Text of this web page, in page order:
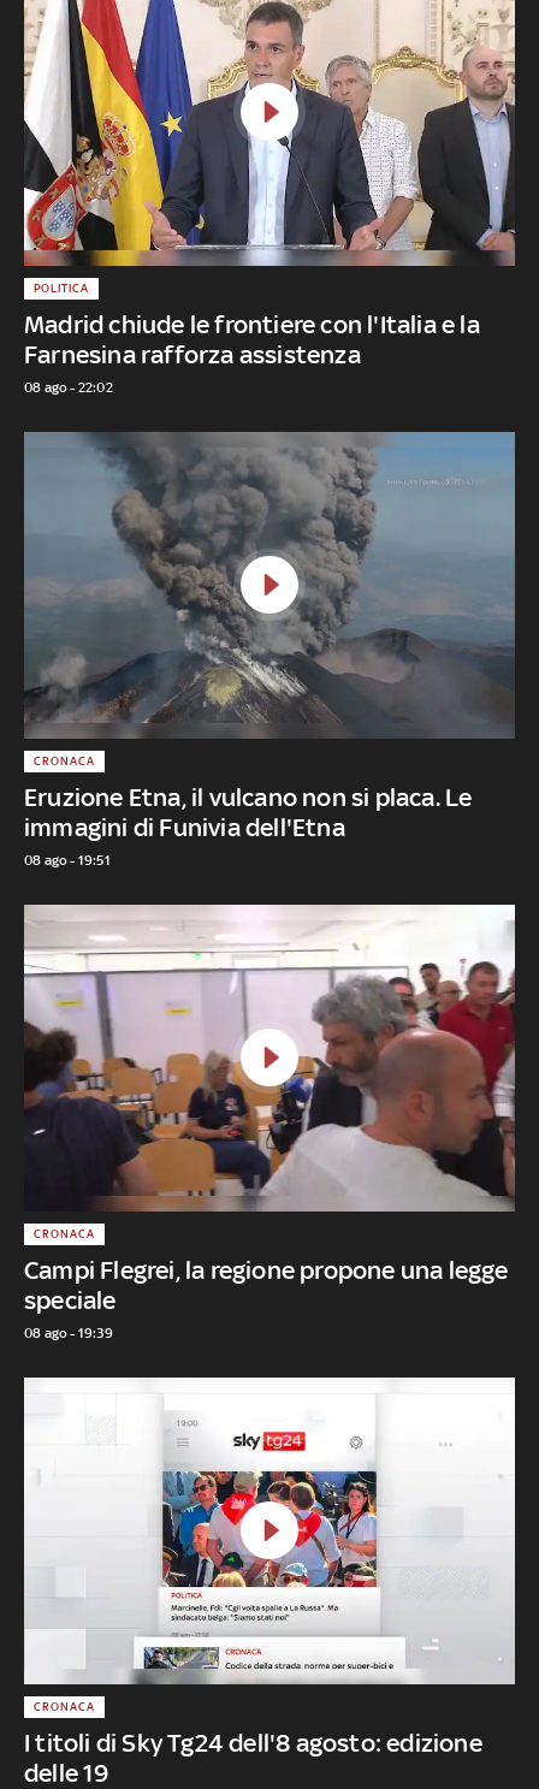
Madrid chiude le frontiere con l'Italia e la
Farnesina rafforza assistenza
POLITICA
08 ago - 22:02
Eruzione Etna, il vulcano non si placa. Le
immagini di Funivia dell'Etna
CRONACA
08 ago - 19:51
Campi Flegrei, la regione propone una legge
speciale
CRONACA
08 ago - 19:39
I titoli di Sky Tg24 dell'8 agosto: edizione
delle 19
CRONACA